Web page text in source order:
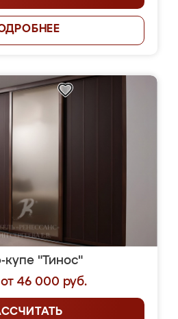
купе "Тинос"
46 000 руб.